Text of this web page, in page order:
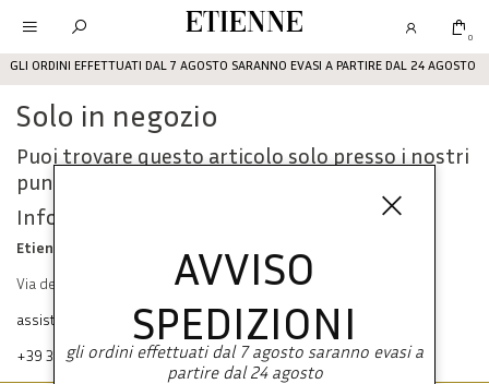
GLI ORDINI EFFETTUATI DAL 7 AGOSTO SARANNO EVASI A PARTIRE DAL 24 AGOSTO
Etienne 0
Solo in negozio
Puoi trovare questo articolo solo presso i nostri
punti vendita:
Info contatti
Etienne srl
Via dei Mille, 47 80121 Napoli
assistenza@etienneabbigliamento.com
+39 333 574 1398
AVVISO
SPEDIZIONI
gli ordini effettuati dal 7 agosto saranno evasi a
partire dal 24 agosto